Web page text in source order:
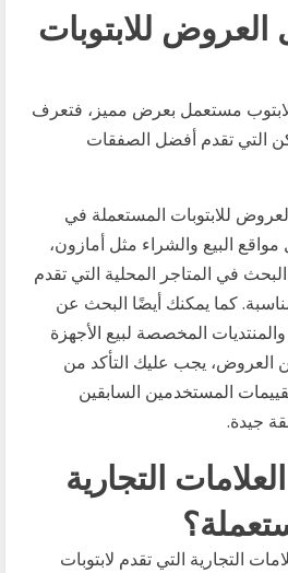
للابتوبات
مستعمل بعرض مميز، فتعرف
التي تقدم أفضل الصفقات
للابتوبات المستعملة في
البيع والشراء مثل أمازون،
في المتاجر المحلية التي تقدم
كما يمكنك أيضًا البحث عن
المخصصة لبيع الأجهزة
العروض، يجب عليك التأكد من
المستخدمين السابقين
جيدة.
التجارية
التجارية التي تقدم لابتوبات